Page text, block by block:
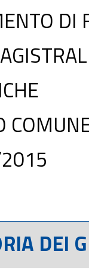
DI
DEI